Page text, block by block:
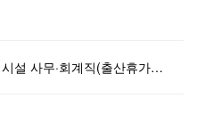
설 사무·회계직(출산휴가…